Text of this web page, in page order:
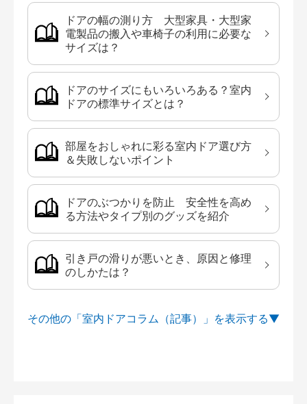
ドアの幅の測り方 大型家具・大型家
電製品の搬入や車椅子の利用に必要な
サイズは？
ドアのサイズにもいろいろある？室内
ドアの標準サイズとは？
部屋をおしゃれに彩る室内ドア選び方
＆失敗しないポイント
ドアのぶつかりを防止 安全性を高め
る方法やタイプ別のグッズを紹介
引き戸の滑りが悪いとき、原因と修理
のしかたは？
その他の「室内ドアコラム（記事）」を